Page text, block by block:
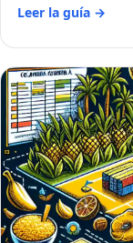
Leer la guía →